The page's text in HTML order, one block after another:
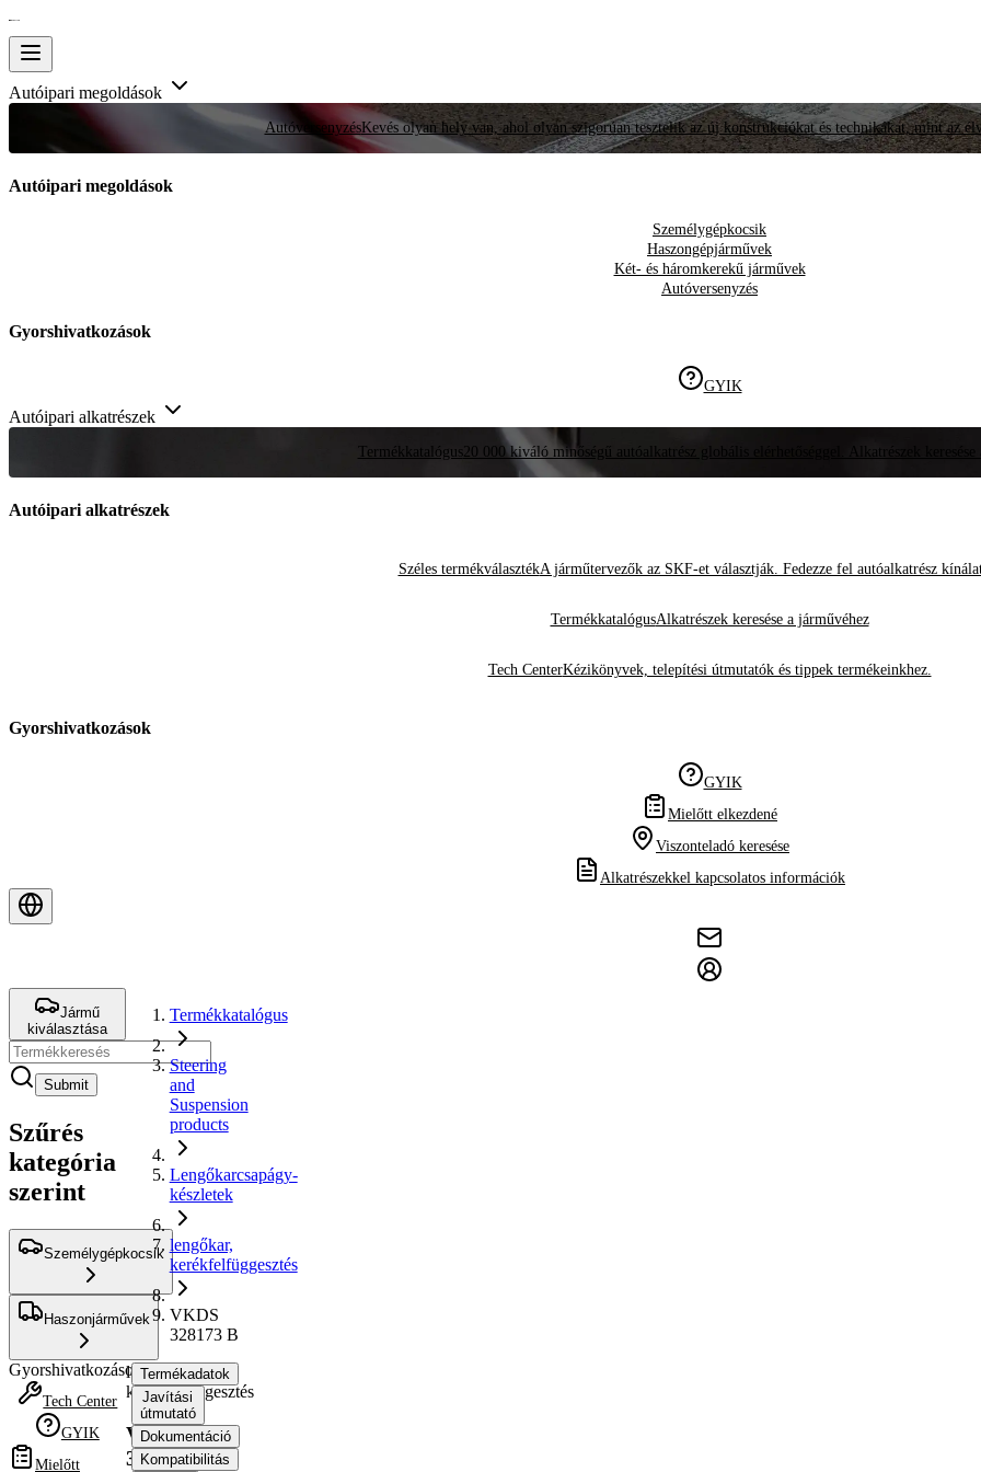
Autóipari megoldások
AutóversenyzésKevés olyan hely van, ahol olyan szigorúan tesztelik az új konstrukciókat és technikákat, mint az
Autóipari megoldások
Személygépkocsik
Haszongépjárművek
Két- és háromkerekű járművek
Autóversenyzés
Gyorshivatkozások
GYIK
Autóipari alkatrészek
Termékkatalógus20 000 kiváló minőségű autóalkatrész globális elérhetőséggel. Alkatrészek keresése
Autóipari alkatrészek
Széles termékválasztékA járműtervezők az SKF-et választják. Fedezze fel autóalkatrész
TermékkatalógusAlkatrészek keresése a járművéhez
Tech CenterKézikönyvek, telepítési útmutatók és tippek termékeinkhez.
Gyorshivatkozások
GYIK
Mielőtt elkezdené
Viszonteladó keresése
Alkatrészekkel kapcsolatos információk
Jármű
kiválasztása
Submit
Szűrés
kategória
szerint
Személygépkocsik
Haszonjárművek
Gyorshivatkozások
Tech Center
GYIK
Mielőtt
Termékkatalógus
Steering
and
Suspension
products
Lengőkarcsapágy-
készletek
lengőkar,
kerékfelfüggesztés
VKDS
328173 B
lengőkar,
kerékfelfüggesztés
VKDS
328173
Termékadatok
Javítási
útmutató
Dokumentáció
Kompatibilitás